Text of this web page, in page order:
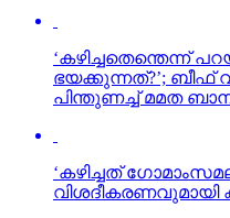
‘കഴിച്ചതെന്തെന്ന്
ഭയക്കുന്നത്?’; ബീഫ്
പിന്തുണച്ച് മമത
‘കഴിച്ചത്